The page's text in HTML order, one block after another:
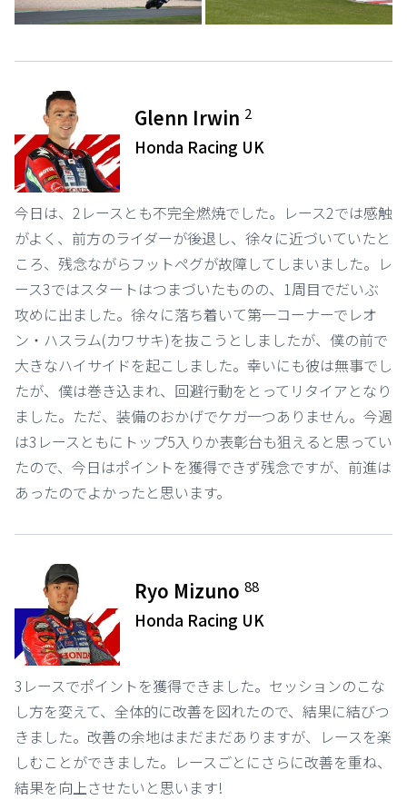
Glenn Irwin 2
Honda Racing UK
今日は、2レースとも不完全燃焼でした。レース2では感触
がよく、前方のライダーが後退し、徐々に近づいていたと
ころ、残念ながらフットペグが故障してしまいました。レ
ース3ではスタートはつまづいたものの、1周目でだいぶ
攻めに出ました。徐々に落ち着いて第一コーナーでレオ
ン・ハスラム(カワサキ)を抜こうとしましたが、僕の前で
大きなハイサイドを起こしました。幸いにも彼は無事でし
たが、僕は巻き込まれ、回避行動をとってリタイアとなり
ました。ただ、装備のおかげでケガ一つありません。今週
は3レースともにトップ5入りか表彰台も狙えると思ってい
たので、今日はポイントを獲得できず残念ですが、前進は
あったのでよかったと思います。
Ryo Mizuno88
Honda Racing UK
3レースでポイントを獲得できました。セッションのこな
し方を変えて、全体的に改善を図れたので、結果に結びつ
きました。改善の余地はまだまだありますが、レースを楽
しむことができました。レースごとにさらに改善を重ね、
結果を向上させたいと思います!